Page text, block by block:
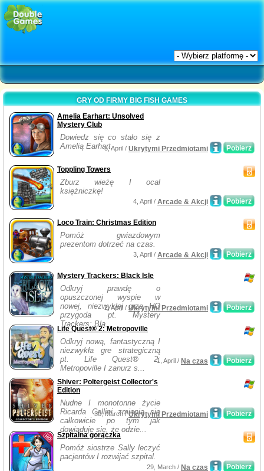
GRY OD FIRMY BIG FISH GAMES
Amelia Earhart: Unsolved
Mystery Club
Dowiedz się co stało się z
Amelią Earhart.
Pobierz
5, April / Ukrytymi Przedmiotami
Toppling Towers
Zburz wieżę I ocal
księżniczkę!
Pobierz
4, April / Arcade & Akcji
Loco Train: Christmas Edition
Pomóż gwiazdowym
prezentom dotrzeć na czas.
Pobierz
3, April / Arcade & Akcji
Mystery Trackers: Black Isle
Odkryj prawdę o
opuszczonej wyspie w
nowej, niezwykłej grze HO
przygoda pt. Mystery
Trackers: Bla...
Pobierz
2, April / Ukrytymi Przedmiotami
Life Quest® 2: Metropoville
Odkryj nową, fantastyczną I
niezwykła gre strategiczną
pt. Life Quest® 2:
Metropoville I zanurz s...
Pobierz
1, April / Na czas
Shiver: Poltergeist Collector's
Edition
Nudne I monotonne życie
Ricarda Cellini zmienia się
całkowicie po tym jak
dowiaduje się, że odzie...
Pobierz
30, March /Ukrytymi Przedmiotami
Szpitalna gorączka
Pomóż siostrze Sally leczyć
pacjentów I rozwijać szpital.
Pobierz
29, March / Na czas